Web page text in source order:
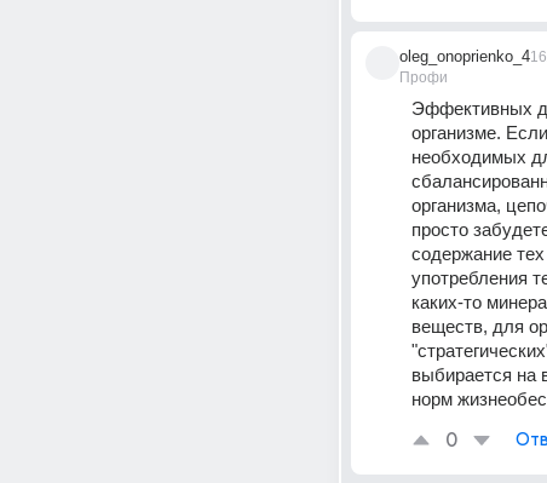
oleg_onoprienko_4
Профи
Эффективных
организме.
необходимых
организма,
просто
содержание
употребления
каких-то
веществ, для
выбирается на
норм
0